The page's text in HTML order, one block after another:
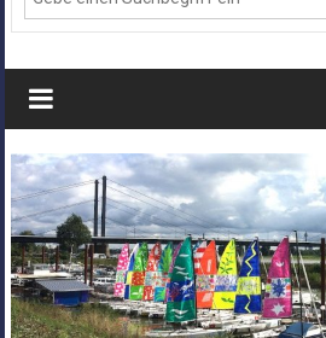
Deiner
Stadt
Monheim